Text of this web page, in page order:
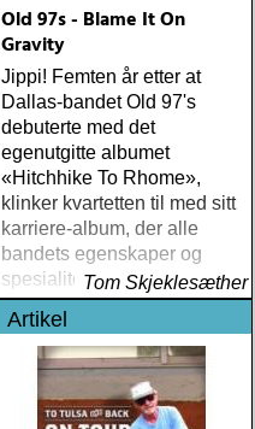
Old 97s - Blame It On
Gravity
Jippi! Femten år etter at
Dallas-bandet Old 97's
debuterte med det
egenutgitte albumet
«Hitchhike To Rhome»,
klinker kvartetten til med sitt
karriere-album, der alle
bandets egenskaper og
spesialiteter forenes til en
høyere enhet
Tom Skjeklesæther
Artikel